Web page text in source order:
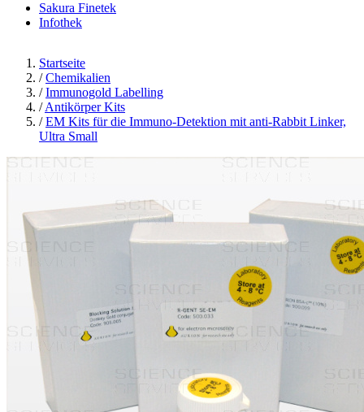
Sakura Finetek
Infothek
Startseite
/ Chemikalien
/ Immunogold Labelling
/ Antikörper Kits
/ EM Kits für die Immuno-Detektion mit anti-Rabbit Linker,
Ultra Small